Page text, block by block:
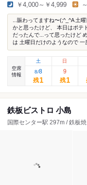
￥4,000～￥4,999
...賑わってますね〜(;^_^A 土
かと思ったけど、 本日はポテ
だったんで...って思ったけど
は 土曜日だけのようなので 一
空席
情報
土
8/8
残1
日
9
残1
鉄板ビストロ 小島
国際センター駅 297m / 鉄板